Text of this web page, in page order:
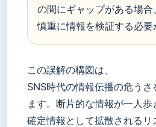
の間にギャップがある場合、
慎重に情報を検証する必要
この誤解の構図は、
SNS時代の情報伝播の危う
ます。断片的な情報が一人歩
確定情報として拡散されるリ